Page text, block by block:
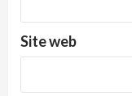
Site web